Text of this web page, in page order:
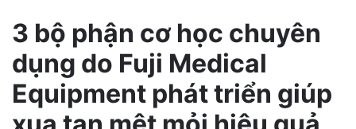
Thương
hiệu
Nhật
Bản
số
3 bộ phận cơ học chuyên
dụng do Fuji Medical
Equipment phát triển giúp
Kích thước
Bình thường: 80*138*125cm Ngả:
94*200*74cm
Cân nặng ~80Kg
0/5
Total 0
reviews
5 0
4
3
0 0%
2
0